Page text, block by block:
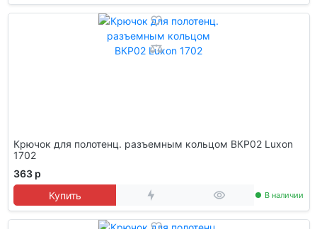
Крючок для полотенц. разъемным кольцом ВКР02 Luxon
1702
363 р
Купить
В наличии